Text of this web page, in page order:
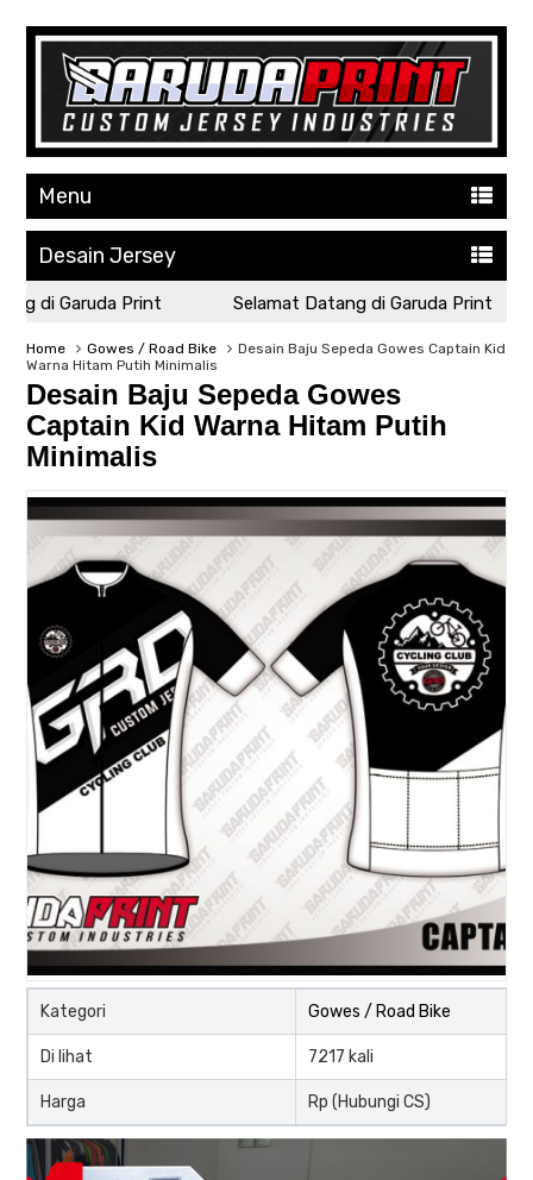
Menu
Desain Jersey
di Garuda Print Selamat Datang di Garuda Print
Home Gowes / Road Bike
Desain Baju Sepeda Gowes Captain Kid
Warna Hitam Putih Minimalis
Desain Baju Sepeda Gowes
Captain Kid Warna Hitam Putih
Minimalis
Kategori Gowes / Road Bike
Di lihat 7217 kali
Harga Rp (Hubungi CS)